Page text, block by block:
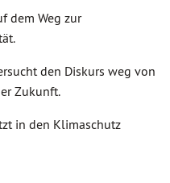
dem Weg zur
den Diskurs weg von
Zukunft.
in den Klimaschutz